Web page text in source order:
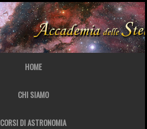
HOME
CHI SIAMO
CORSI DI ASTRONOMIA